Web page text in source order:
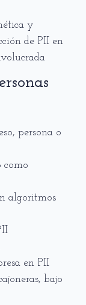
y
de PII en
persona o
como
algoritmos
en PII
bajo